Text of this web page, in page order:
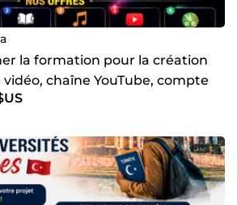
la formation pour la création
chaîne YouTube, compte